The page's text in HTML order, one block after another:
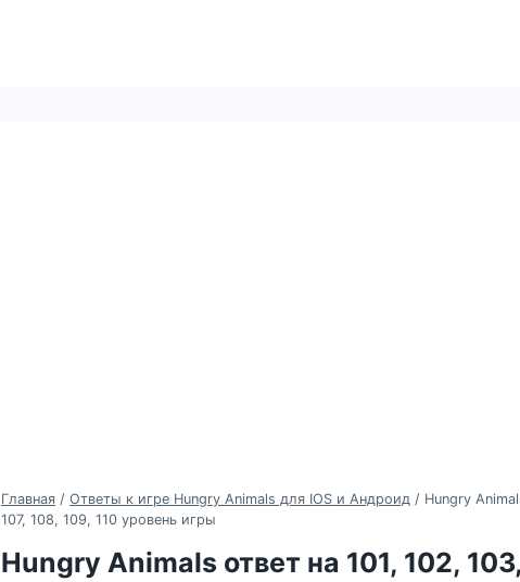
Главная / Ответы к игре Hungry Animals для IOS и Андроид / Hungry
107, 108, 109, 110 уровень игры
Hungry Animals ответ на 101, 102,